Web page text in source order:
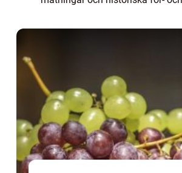
traditionellt sett varit mest